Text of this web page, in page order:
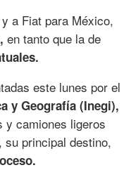
a Fiat para México,
en tanto que la de
este lunes por el
y Geografía (Inegi),
y camiones ligeros
principal destino,